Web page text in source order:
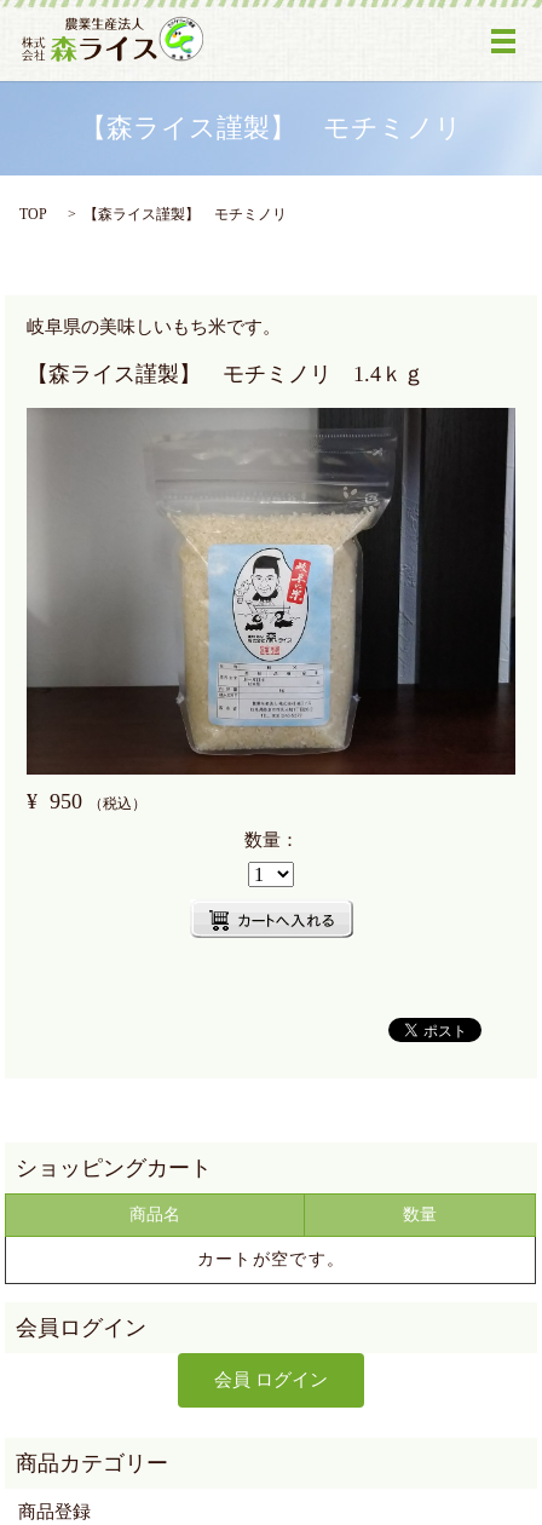
メ
【森ライス謹製】 モチミノリ
TOP 【森ライス謹製】 モチミノリ
岐阜県の美味しいもち米です。
【森ライス謹製】 モチミノリ 1.4ｋｇ
¥950 （税込）
数量：
商品名 数量
カートが空です。
商品登録